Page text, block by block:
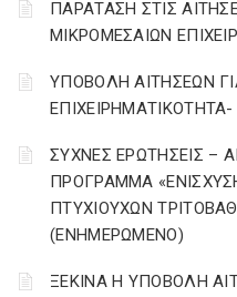
ΠΑΡΑΤΑΣΗ ΣΤΙΣ
ΜΙΚΡΟΜΕΣΑΙΩΝ
ΥΠΟΒΟΛΗ ΑΙΤΗΣΕΩΝ
ΣΥΧΝΕΣ ΕΡΩΤΗΣΕΙΣ –
ΠΡΟΓΡΑΜΜΑ
ΠΤΥΧΙΟΥΧΩΝ
(ΕΝΗΜΕΡΩΜΕΝΟ)
ΞΕΚΙΝΑ Η ΥΠΟΒΟΛΗ